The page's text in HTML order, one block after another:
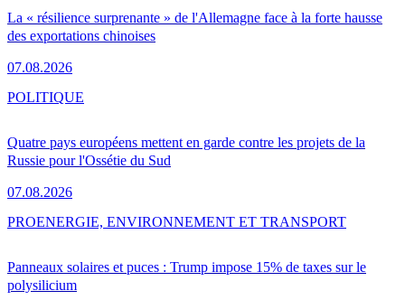
La « résilience surprenante » de l'Allemagne face à la forte hausse
des exportations chinoises
07.08.2026
Quatre pays européens mettent en garde contre les projets de la
Russie pour l'Ossétie du Sud
07.08.2026
POLITIQUE
Panneaux solaires et puces : Trump impose 15% de taxes sur le
polysilicium
PROENERGIE, ENVIRONNEMENT ET TRANSPORT